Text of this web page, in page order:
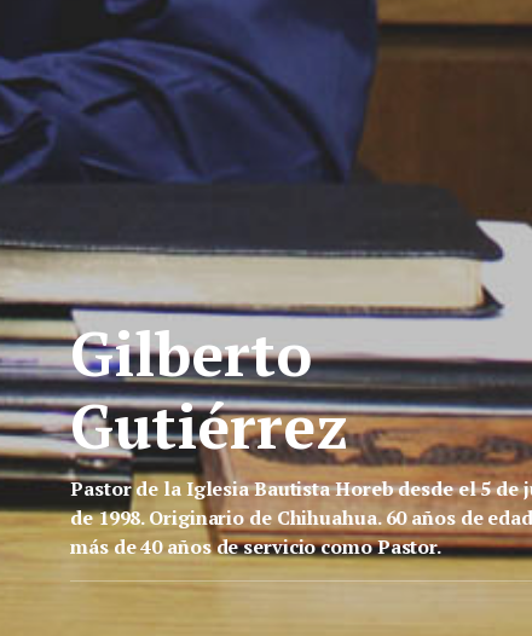
Gilberto
Gutiérrez
Pastor de la Iglesia Bautista Horeb desde el 5 de
de 1998. Originario de Chihuahua. 60 años de
más de 40 años de servicio como Pastor.